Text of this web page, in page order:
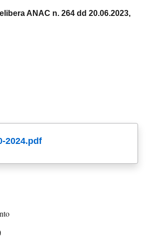
ANAC n. 264 dd 20.06.2023,
2024.pdf